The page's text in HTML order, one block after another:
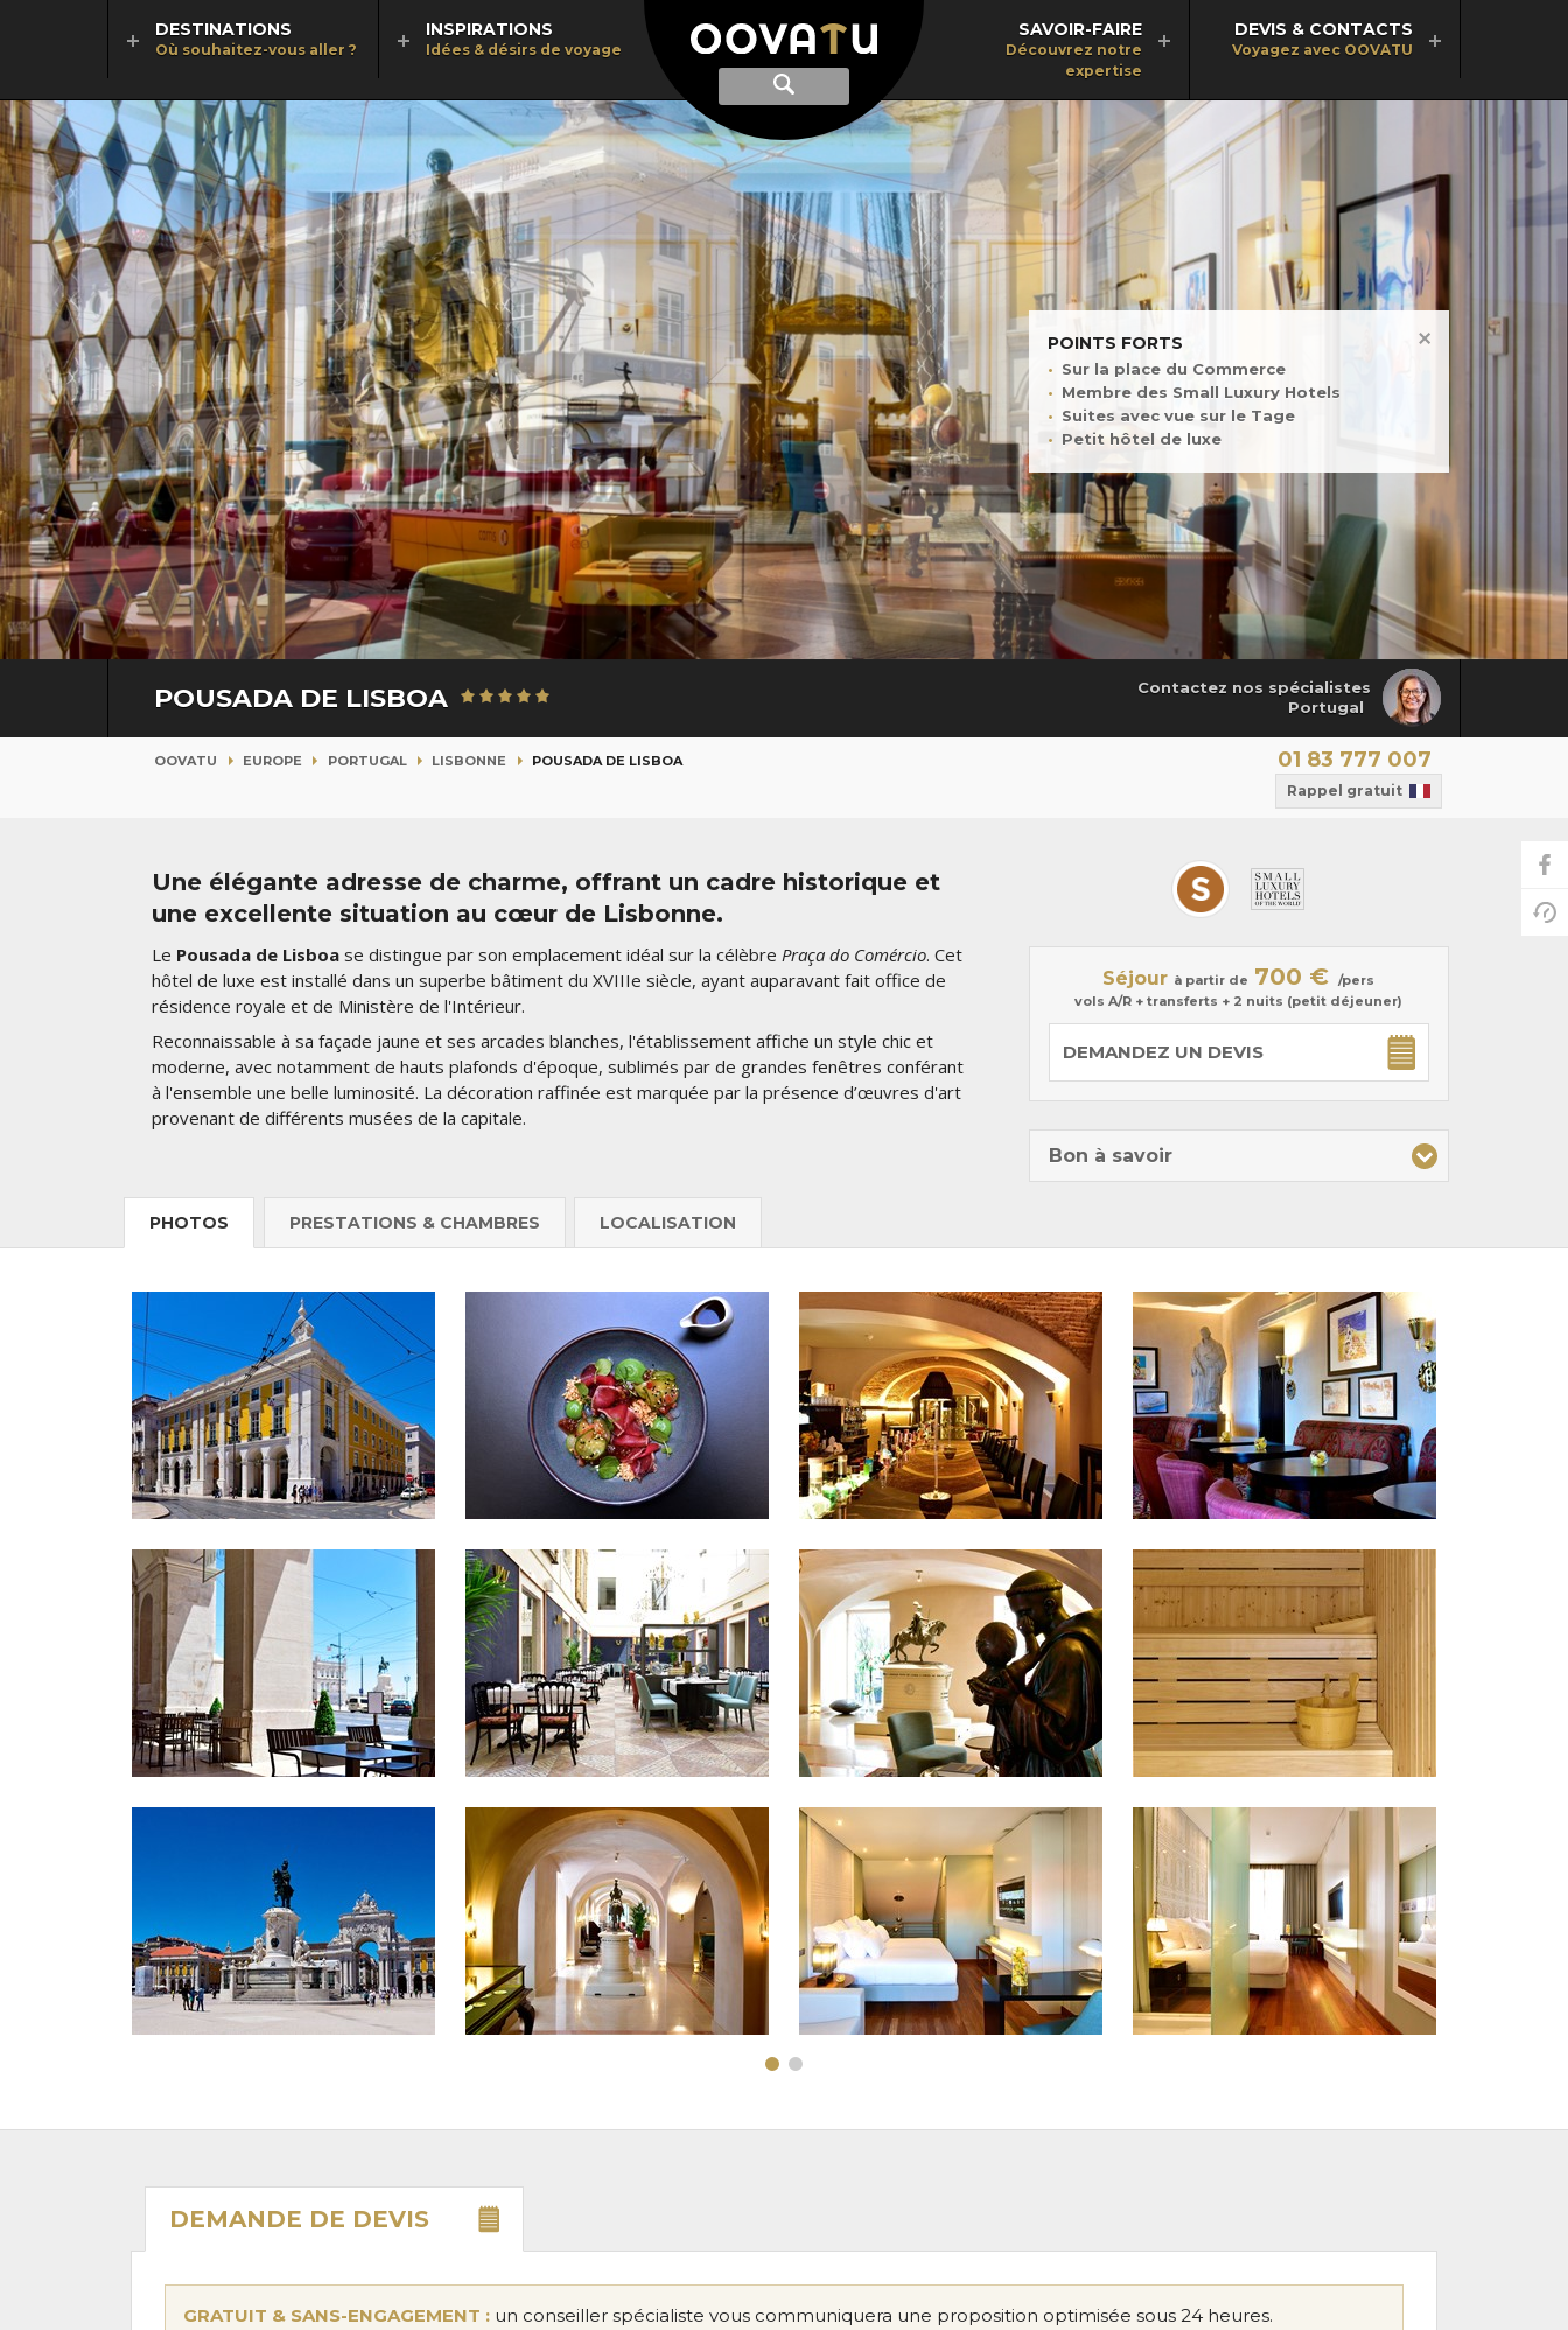
Afficher
recherche
Recherche
DESTINATIONS
Où souhaitez-vous aller ?
INSPIRATIONS
Idées & désirs de voyage
SAVOIR-FAIRE
Découvrez notre
expertise
DEVIS & CONTACTS
Voyagez avec OOVATU
POINTS FORTS
Sur la place du Commerce
Membre des Small Luxury Hotels
Suites avec vue sur le Tage
Petit hôtel de luxe
POUSADA DE LISBOA
Contactez nos spécialistes
Portugal
OOVATU EUROPE PORTUGAL LISBONNE POUSADA DE LISBOA 01 83 777 007
Rappel gratuit
Une élégante adresse de charme, offrant un cadre historique et
une excellente situation au cœur de Lisbonne.
Le Pousada de Lisboa se distingue par son emplacement idéal sur la célèbre Praça do Comércio. Cet
hôtel de luxe est installé dans un superbe bâtiment du XVIIIe siècle, ayant auparavant fait office de
résidence royale et de Ministère de l'Intérieur.
Reconnaissable à sa façade jaune et ses arcades blanches, l'établissement affiche un style chic et
moderne, avec notamment de hauts plafonds d'époque, sublimés par de grandes fenêtres conférant
à l'ensemble une belle luminosité. La décoration raffinée est marquée par la présence d’œuvres d'art
provenant de différents musées de la capitale.
Séjour à partir de 700 € /pers
vols A/R + transferts + 2 nuits (petit déjeuner)
DEMANDEZ UN DEVIS
Bon à savoir
PHOTOS PRESTATIONS & CHAMBRES LOCALISATION
DEMANDE DE DEVIS
GRATUIT & SANS-ENGAGEMENT : un conseiller spécialiste vous communiquera une proposition optimisée sous 24 heures.